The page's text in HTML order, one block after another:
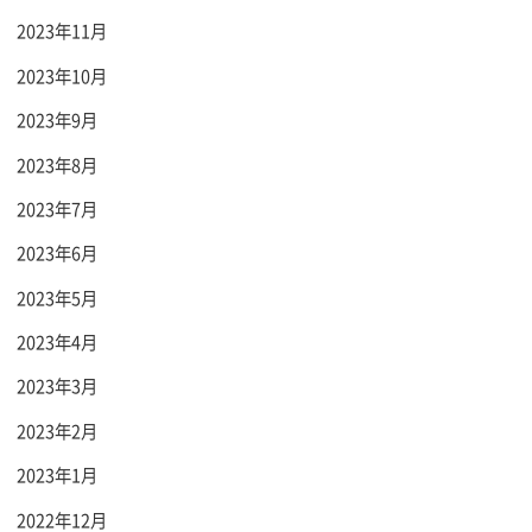
2023年11月
2023年10月
2023年9月
2023年8月
2023年7月
2023年6月
2023年5月
2023年4月
2023年3月
2023年2月
2023年1月
2022年12月